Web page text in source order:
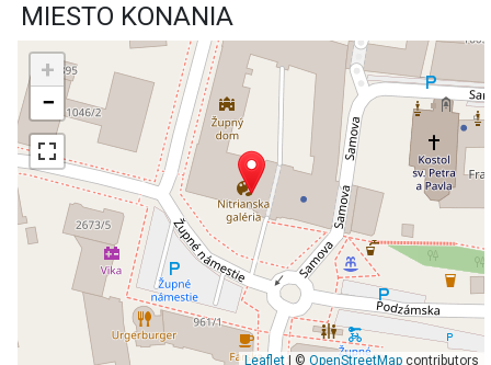
MIESTO KONANIA
+
−
Leaflet| © OpenStreetMapcontributors